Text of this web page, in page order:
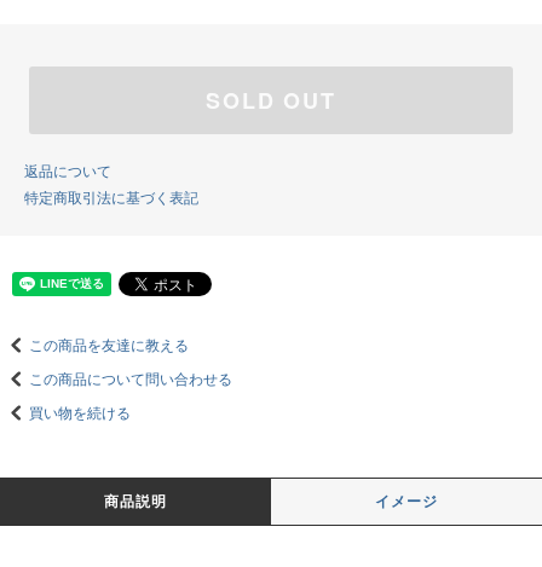
SOLD OUT
返品について
特定商取引法に基づく表記
この商品を友達に教える
この商品について問い合わせる
買い物を続ける
商品説明 イメージ